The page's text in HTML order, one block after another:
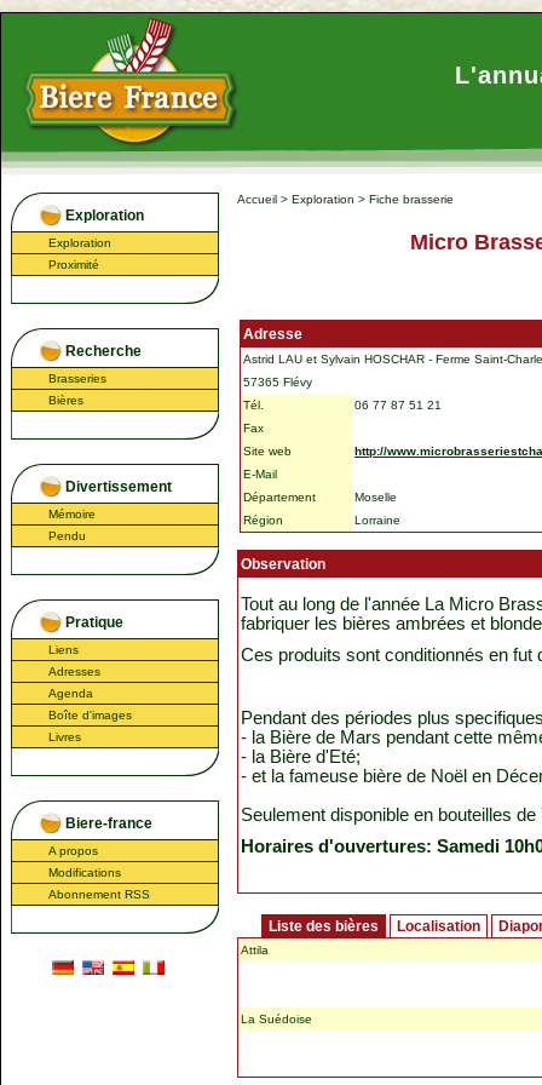
Exploration
Exploration
Proximité
Recherche
Brasseries
Bières
Divertissement
Mémoire
Pendu
Pratique
Liens
Adresses
Agenda
Boîte d'images
Livres
Biere-france
A propos
Modifications
Abonnement RSS
Accueil > Exploration > Fiche brasserie
Micro
Adresse
Astrid LAU et Sylvain HOSCHAR - Ferme Saint-
57365 Flévy
Tél.
06 77 87 51 21
Fax
Site web
http://
E-Mail
Département
Moselle
Région
Lorraine
Observation
Tout au long de l'année La Micro
fabriquer les bières ambrées et
Ces produits sont conditionnés en fut
Pendant des périodes plus
- la Bière de Mars pendant cette
- la Bière d'Eté;
- et la fameuse bière de Noël en
Seulement disponible en bouteilles de
Horaires d'ouvertures: Samedi
Liste des bières Localisation
Attila
La Suédoise